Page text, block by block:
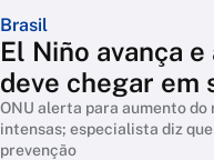
Brasil
El Niño avança
deve chegar em
ONU alerta para aumento do
intensas; especialista diz
prevenção